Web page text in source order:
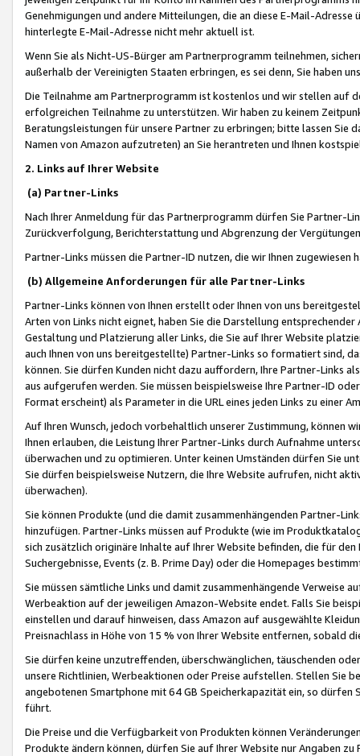
Genehmigungen und andere Mitteilungen, die an diese E-Mail-
hinterlegte E-Mail-Adresse nicht mehr aktuell ist.
Wenn Sie als Nicht-US-Bürger am Partnerprogramm teilnehmen,
außerhalb der Vereinigten Staaten erbringen, es sei denn, Sie haben
Die Teilnahme am Partnerprogramm ist kostenlos und wir stellen auf
erfolgreichen Teilnahme zu unterstützen. Wir haben zu keinem
Beratungsleistungen für unsere Partner zu erbringen; bitte lassen Sie
Namen von Amazon aufzutreten) an Sie herantreten und Ihnen
2. Links auf Ihrer Website
(a) Partner-Links
Nach Ihrer Anmeldung für das Partnerprogramm dürfen Sie Partner-
Zurückverfolgung, Berichterstattung und Abgrenzung der
Partner-Links müssen die Partner-ID nutzen, die wir Ihnen zugewiesen
(b) Allgemeine Anforderungen für alle Partner-Links
Partner-Links können von Ihnen erstellt oder Ihnen von uns
Arten von Links nicht eignet, haben Sie die Darstellung
Gestaltung und Platzierung aller Links, die Sie auf Ihrer Website
auch Ihnen von uns bereitgestellte) Partner-Links so formatiert sind,
können. Sie dürfen Kunden nicht dazu auffordern, Ihre Partner-Links
aus aufgerufen werden. Sie müssen beispielsweise Ihre Partner-ID
Format erscheint) als Parameter in die URL eines jeden Links zu einer
Auf Ihren Wunsch, jedoch vorbehaltlich unserer Zustimmung, können
Ihnen erlauben, die Leistung Ihrer Partner-Links durch Aufnahme
überwachen und zu optimieren. Unter keinen Umständen dürfen Sie
Sie dürfen beispielsweise Nutzern, die Ihre Website aufrufen, nicht
überwachen).
Sie können Produkte (und die damit zusammenhängenden Partner-
hinzufügen. Partner-Links müssen auf Produkte (wie im
sich zusätzlich originäre Inhalte auf Ihrer Website befinden, die für
Suchergebnisse, Events (z. B. Prime Day) oder die Homepages
Sie müssen sämtliche Links und damit zusammenhängende
Werbeaktion auf der jeweiligen Amazon-Website endet. Falls Sie
einstellen und darauf hinweisen, dass Amazon auf ausgewählte
Preisnachlass in Höhe von 15 % von Ihrer Website entfernen, sobald
Sie dürfen keine unzutreffenden, überschwänglichen, täuschenden
unsere Richtlinien, Werbeaktionen oder Preise aufstellen. Stellen Sie
angebotenen Smartphone mit 64 GB Speicherkapazität ein, so dürfen
führt.
Die Preise und die Verfügbarkeit von Produkten können
Produkte ändern können, dürfen Sie auf Ihrer Website nur Angaben